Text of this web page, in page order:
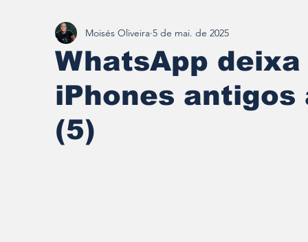
Redescobrindo Brumadinho
WhatsApp
iPhones
(5)
Moisés Oliveira 5 de mai. de 2025